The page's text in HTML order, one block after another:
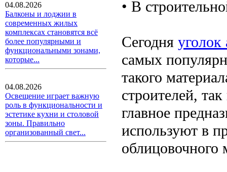
04.08.2026
Балконы и лоджии в
современных жилых
комплексах становятся всё
более популярными и
функциональными зонами,
которые...
04.08.2026
Освещение играет важную
роль в функциональности и
эстетике кухни и столовой
зоны. Правильно
организованный свет...
• В
Сегодня
самых
такого
строителей,
главное
используют в
облицовочного